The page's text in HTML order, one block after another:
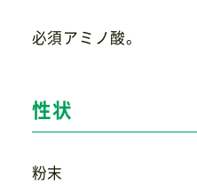
必須アミノ酸。
性状
粉末